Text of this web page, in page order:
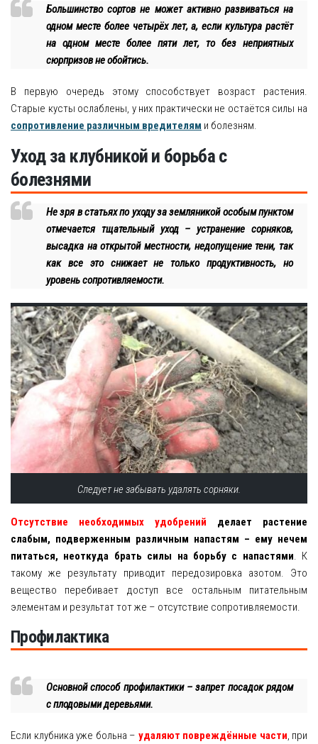
Большинство сортов не может активно развиваться на
одном месте более четырёх лет, а, если культура растёт
на одном месте более пяти лет, то без неприятных
сюрпризов не обойтись.
В первую очередь этому способствует возраст растения.
Старые кусты ослаблены, у них практически не остаётся силы на
сопротивление различным вредителям и болезням.
Уход за клубникой и борьба с
болезнями
Не зря в статьях по уходу за земляникой особым пунктом
отмечается тщательный уход – устранение сорняков,
высадка на открытой местности, недопущение тени, так
как все это снижает не только продуктивность, но
уровень сопротивляемости.
Следует не забывать удалять сорняки.
Отсутствие необходимых удобрений делает растение
слабым, подверженным различным напастям – ему нечем
питаться, неоткуда брать силы на борьбу с напастями . К
такому же результату приводит передозировка азотом. Это
вещество перебивает доступ все остальным питательным
элементам и результат тот же – отсутствие сопротивляемости.
Профилактика
Основной способ профилактики – запрет посадок рядом
с плодовыми деревьями.
Если клубника уже больна – удаляют повреждённые части , при